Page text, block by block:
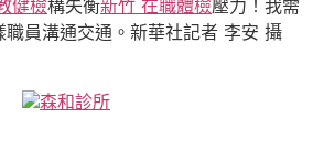
健檢構失衡新竹 在職體檢壓力！我需
員溝通交通。新華社記者 李安 攝
森和診所